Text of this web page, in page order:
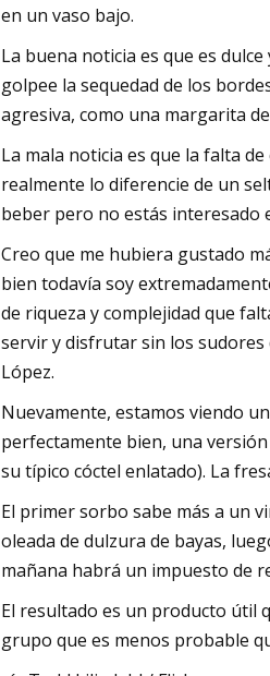
en un vaso bajo.
La buena noticia es que es
golpee la sequedad de los
agresiva, como una margarita
La mala noticia es que la falta
realmente lo diferencie de un
beber pero no estás interesado
Creo que me hubiera gustado
bien todavía soy
de riqueza y complejidad que
servir y disfrutar sin los sudores
López.
Nuevamente, estamos viendo
perfectamente bien, una
su típico cóctel enlatado). La
El primer sorbo sabe más a un
oleada de dulzura de bayas,
mañana habrá un impuesto de
El resultado es un producto útil
grupo que es menos probable